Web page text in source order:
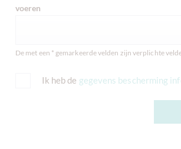
voeren
De met een * gemarkeerde velden zijn verplichte
Ik heb de gegevens bescherming